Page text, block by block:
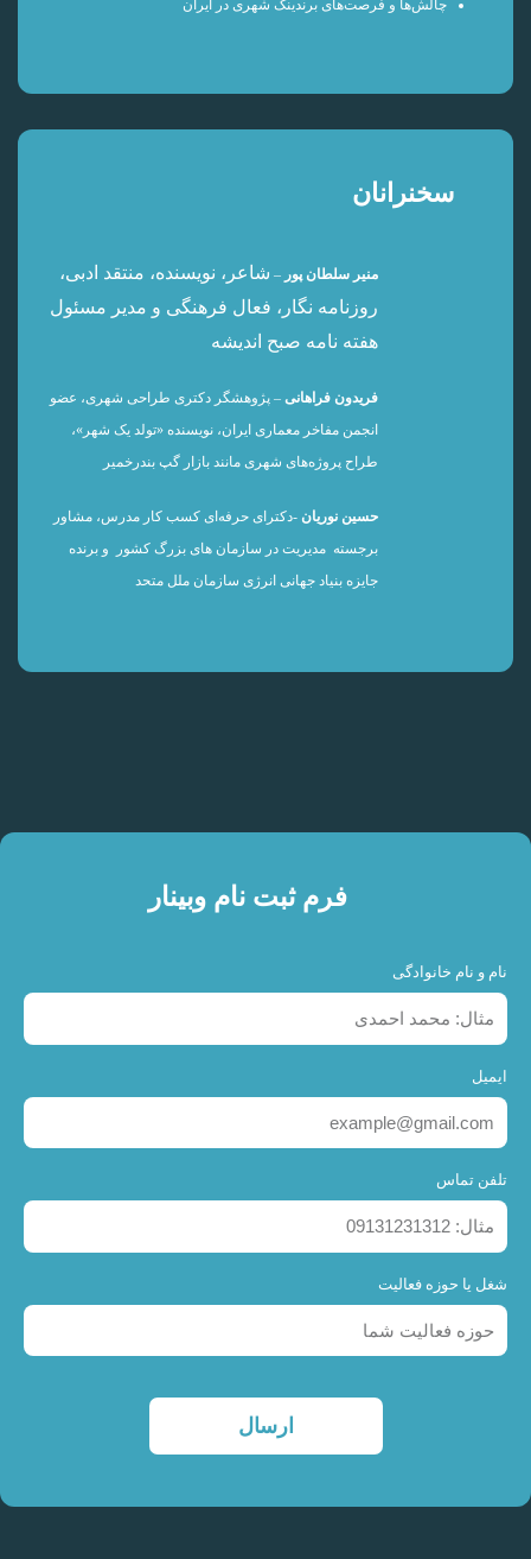
چالش‌ها و فرصت‌های برندینگ شهری در ایران
سخنرانان
منیر سلطان پور– شاعر، نویسنده، منتقد ادبی،
روزنامه نگار، فعال فرهنگی ومدیر مسئول
هفته نامه صبح اندیشه
فریدون فراهانی– پژوهشگر دکتری طراحی شهری، عضو
انجمن مفاخر معماری ایران، نویسنده «تولد یک شهر»،
طراح پروژه‌های شهری مانند بازار گپ بندرخمیر
حسین نوریان-دکترای حرفه‌ای کسب کار مدرس، مشاور
برجسته مدیریت در سازمان های بزرگ کشور و برنده
جایزه بنیاد جهانی انرژی سازمان ملل متحد
فرم ثبت نام وبینار
نام و نام خانوادگی
ایمیل
تلفن تماس
شغل یا حوزه فعالیت
ارسال